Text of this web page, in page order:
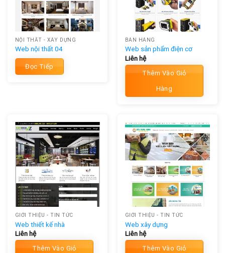
NỘI THẤT - XÂY DỰNG
Web nội thất 04
Đọc Tiếp
BÁN HÀNG
Web sản phẩm điện cơ
Liên hệ
Thêm Vào Giỏ
Hàng
GIỚI THIỆU - TIN TỨC
Web thiết kế nhà
Liên hệ
Thêm Vào Giỏ
GIỚI THIỆU - TIN TỨC
Web xây dựng
Liên hệ
Thêm Vào Giỏ